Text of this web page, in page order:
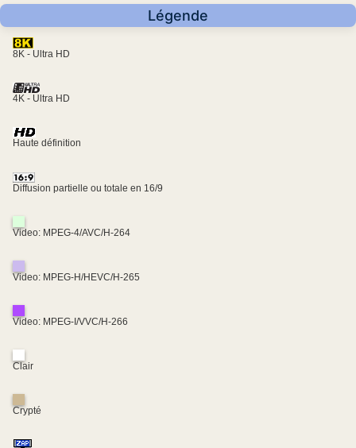
Légende
8K - Ultra HD
4K - Ultra HD
Haute définition
Diffusion partielle ou totale en 16/9
Video: MPEG-4/AVC/H-264
Video: MPEG-H/HEVC/H-265
Video: MPEG-I/VVC/H-266
Clair
Crypté